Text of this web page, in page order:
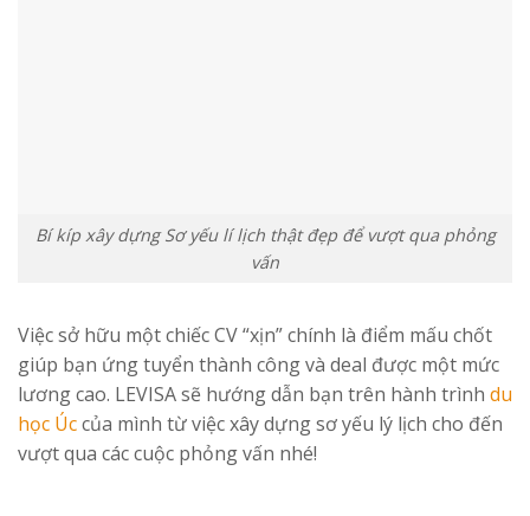
Bí kíp xây dựng Sơ yếu lí lịch thật đẹp để vượt qua phỏng
vấn
Việc sở hữu một chiếc CV “xịn” chính là điểm mấu chốt
giúp bạn ứng tuyển thành công và deal được một mức
lương cao. LEVISA sẽ hướng dẫn bạn trên hành trình du
học Úccủa mình từ việc xây dựng sơ yếu lý lịch cho đến
vượt qua các cuộc phỏng vấn nhé!